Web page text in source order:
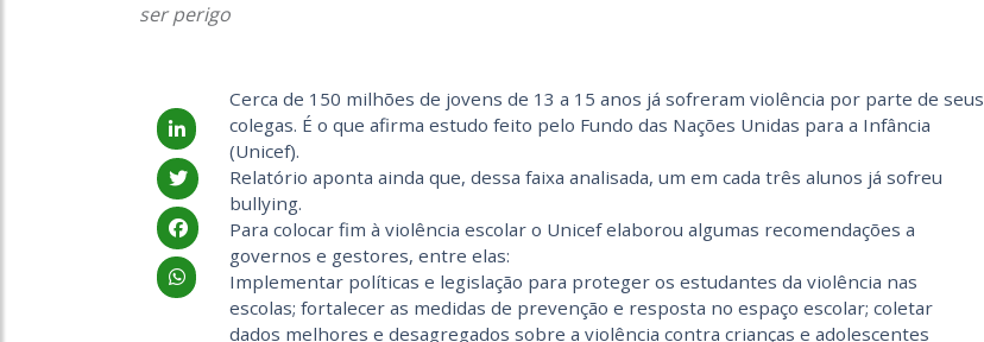
ser perigo
Cerca de 150 milhões de jovens de 13 a 15 anos já sofreram violência por parte de seus
colegas. É o que afirma estudo feito pelo Fundo das Nações Unidas para a Infância
(Unicef).
Relatório aponta ainda que, dessa faixa analisada, um em cada três alunos já sofreu
bullying.
Para colocar fim à violência escolar o Unicef elaborou algumas recomendações a
governos e gestores, entre elas:
Implementar políticas e legislação para proteger os estudantes da violência nas
escolas; fortalecer as medidas de prevenção e resposta no espaço escolar; coletar
dados melhores e desagregados sobre a violência contra crianças e adolescentes